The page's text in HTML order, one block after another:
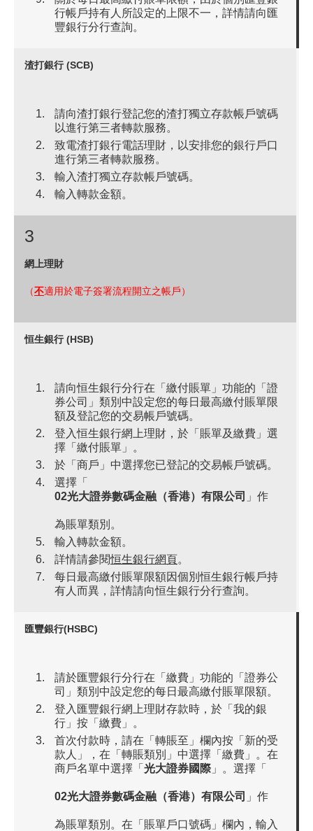
行帳戶持有人所設定的上限不一，詳情請向匯
豐銀行分行查詢。
渣打銀行 (SCB)
請向渣打銀行登記您的渣打獨立存款帳戶號碼
以進行第三者轉款服務。
致電渣打銀行電話理財，以安排您的銀行戶口
進行第三者轉款服務。
輸入渣打獨立存款帳戶號碼。
輸入轉款金額。
3
網上理財
（不適用於電子簽署流程開立之帳戶）
恒生銀行 (HSB)
請向恒生銀行分行在「繳付賬單」功能的「證
券公司」類別中設定您的每日最高繳付賬單限
額及登記您的交易帳戶號碼。
登入恒生銀行網上理財，於「賬單及繳費」選
擇「繳付賬單」。
於「商戶」中選擇您已登記的交易帳戶號碼。
選擇「
02光大證券數碼金融（香港）有限公司 」作
為賬單類別。
輸入轉款金額。
詳情請參閱恒生銀行網頁。
每日最高繳付賬單限額因個別恒生銀行帳戶持
有人而異，詳情請向恒生銀行分行查詢。
匯豐銀行(HSBC)
請於匯豐銀行分行在「繳費」功能的「證券公
司」類別中設定您的每日最高繳付賬單限額。
登入匯豐銀行網上理財存款時，於「我的銀
行」按「繳費」。
首次付款時，請在「轉賬至」欄內按「新的受
款人」，在「轉賬類別」中選擇「繳費」。在
商戶名單中選擇「 光大證券國際 」。選擇「
02光大證券數碼金融（香港）有限公司 」作
為賬單類別。在「賬單戶口號碼」欄內，輸入